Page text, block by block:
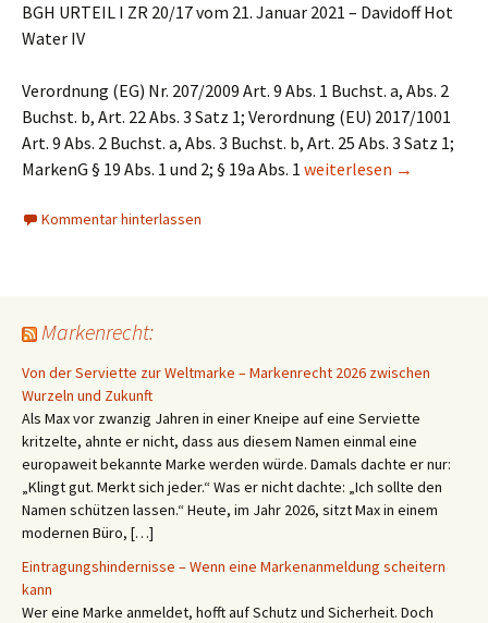
BGH URTEIL I ZR 20/17 vom 21. Januar 2021 – Davidoff Hot
Water IV
Verordnung (EG) Nr. 207/2009 Art. 9 Abs. 1 Buchst. a, Abs. 2
Buchst. b, Art. 22 Abs. 3 Satz 1; Verordnung (EU) 2017/1001
Art. 9 Abs. 2 Buchst. a, Abs. 3 Buchst. b, Art. 25 Abs. 3 Satz 1;
MarkenG § 19 Abs. 1 und 2; § 19a Abs. 1 Der Anspruch auf
weiterlesen →
Kommentar hinterlassen
Markenrecht:
Von der Serviette zur Weltmarke – Markenrecht 2026 zwischen
Wurzeln und Zukunft
Als Max vor zwanzig Jahren in einer Kneipe auf eine Serviette
kritzelte, ahnte er nicht, dass aus diesem Namen einmal eine
europaweit bekannte Marke werden würde. Damals dachte er nur:
„Klingt gut. Merkt sich jeder.“ Was er nicht dachte: „Ich sollte den
Namen schützen lassen.“ Heute, im Jahr 2026, sitzt Max in einem
modernen Büro, […]
Eintragungshindernisse – Wenn eine Markenanmeldung scheitern
kann
Wer eine Marke anmeldet, hofft auf Schutz und Sicherheit. Doch